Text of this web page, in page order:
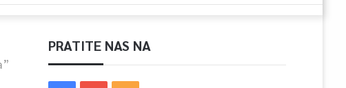
PRATITE NAS NA